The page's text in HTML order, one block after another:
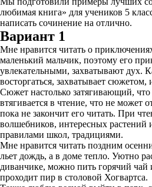
любимая книга» для учеников 5
написать сочинение на отлично.
Вариант 1
Мне нравится читать о
маленький мальчик, поэтому его
увлекательными, захватывают дух.
восторгаться, захватывает сюжетом,
Сюжет настолько затягивающий, что
втягивается в чтение, что не может
пока не закончит его читать. При
волшебников, интересных
правилами школ, традициями.
Мне нравится читать поздним
льет дождь, а в доме тепло. Уютно
диванчике, можно пить горячий чай
проходит пир в столовой Хогвартса.